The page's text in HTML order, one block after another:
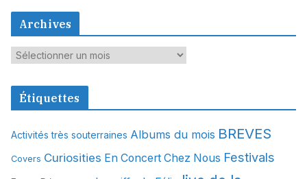
Archives
A
c
v
e
Étiquettes
Activités très souterraines Albums du mois BREVES
Covers Curiosities En Concert Chez Nous Festivals